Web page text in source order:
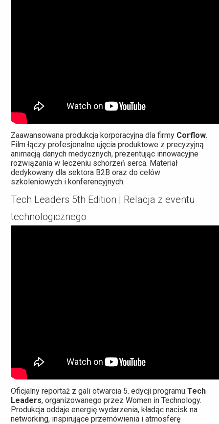
Zaawansowana produkcja korporacyjna dla firmy Corflow.
Film łączy profesjonalne ujęcia produktowe z precyzyjną
animacją danych medycznych, prezentując innowacyjne
rozwiązania w leczeniu schorzeń serca. Materiał
dedykowany dla sektora B2B oraz do celów
szkoleniowych i konferencyjnych.
Tech Leaders 5th Edition | Relacja z eventu
technologicznego
Oficjalny reportaż z gali otwarcia 5. edycji programu Tech
Leaders, organizowanego przez Women in Technology.
Produkcja oddaje energię wydarzenia, kładąc nacisk na
networking, inspirujące przemówienia i atmosferę